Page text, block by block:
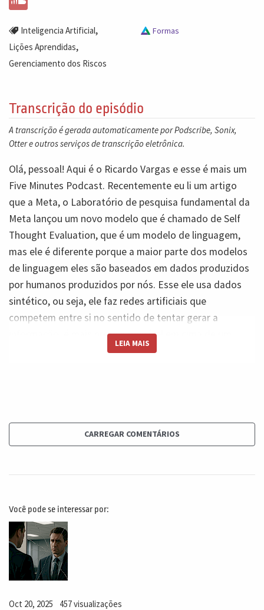
Inteligencia Artificial,
Lições Aprendidas,
Gerenciamento dos Riscos
Formas
Transcrição do episódio
A transcrição é gerada automaticamente por Podscribe, Sonix,
Otter e outros serviços de transcrição eletrônica.
Olá, pessoal! Aqui é o Ricardo Vargas e esse é mais um
Five Minutes Podcast. Recentemente eu li um artigo
que a Meta, o Laboratório de pesquisa fundamental da
Meta lançou um novo modelo que é chamado de Self
Thought Evaluation, que é um modelo de linguagem,
mas ele é diferente porque a maior parte dos modelos
de linguagem eles são baseados em dados produzidos
por humanos produzidos por nós. Esse ele usa dados
sintético, ou seja, ele faz redes artificiais que
competem entre si no sentido de tentar gerar a
informação, é mais precisa possível em cima de um
dado que não existe. Isso me fez pensar
risco. Isso vale para você estimar tempos. Isso é prazo.
Isso vale para você estimar orçamento. Isso vale para
dúvida nenhuma, uma nova fronteira. Eu sempre digo o
seguinte onde existe um pain, ou seja, uma dor, uma
dificuldade, existe uma oportunidade muito grande
para as pessoas usarem uma inovação bem disruptiva
para poder resolver esse problema. E esse me chamou
muitíssimo a atenção, porque existe uma possibilidade
LEIA MAIS
CARREGAR COMENTÁRIOS
Você pode se interessar por:
Oct 20, 2025 457 visualizações